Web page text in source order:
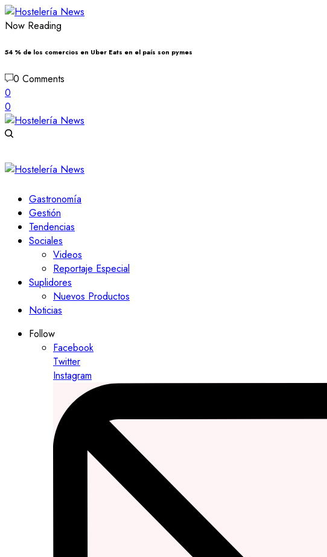
Now Reading
54 % de los comercios en Uber Eats en el país son pymes
0 Comments
0
0
Gastronomía
Gestión
Tendencias
Sociales
Videos
Reportaje Especial
Suplidores
Nuevos Productos
Noticias
Follow
Facebook
Twitter
Instagram